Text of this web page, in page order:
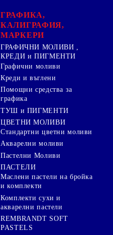
ГРАФИКА,
КАЛИГРАФИЯ,
МАРКЕРИ
ГРАФИЧНИ МОЛИВИ ,
КРЕДИ и ПИГМЕНТИ
Графични моливи
Креди и въглени
Помощни средства за
графика
ТУШ и ПИГМЕНТИ
ЦВЕТНИ МОЛИВИ
Стандартни цветни моливи
Акварелни моливи
Пастелни Моливи
ПАСТЕЛИ
Маслени пастели на бройка
и комплекти
Комплекти сухи и
акварелни пастели
REMBRANDT SOFT
PASTELS